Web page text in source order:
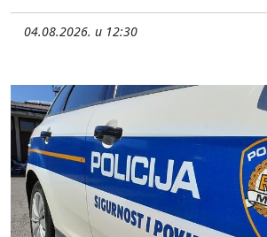
04.08.2026. u 12:30